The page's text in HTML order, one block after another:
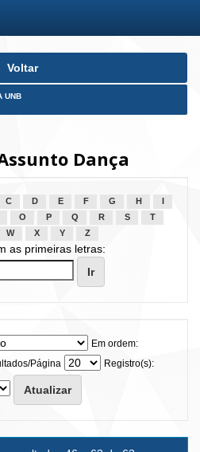
Voltar
UNB
Dança
C D E F G H
O P Q R S
T
W X Y Z
as primeiras letras:
Em ordem:
Página
Registro(s):